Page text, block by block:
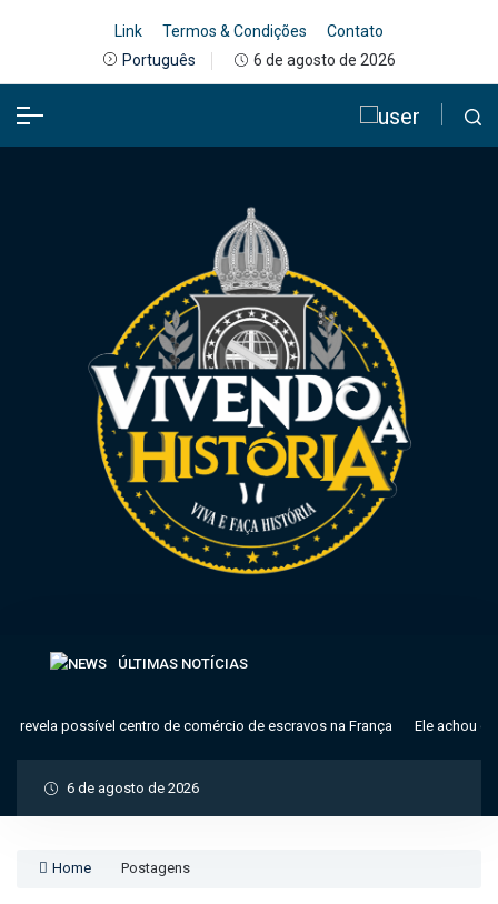
Link Termos & Condições
Contato
Português
6 de agosto de 2026
ÚLTIMAS NOTÍCIAS
revela possível centro de comércio de escravos na França Ele achou
6 de agosto de 2026
Home Postagens